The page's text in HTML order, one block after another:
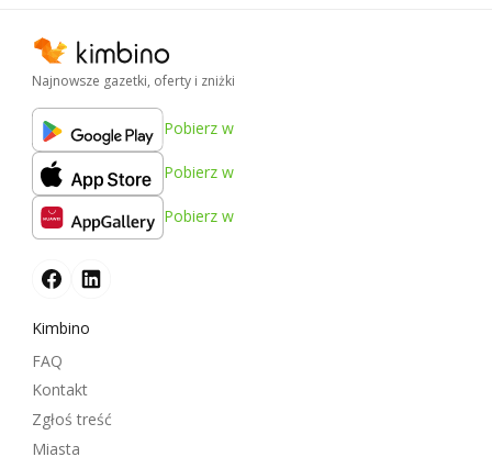
Najnowsze gazetki, oferty i zniżki
Pobierz w
Pobierz w
Pobierz w
Kimbino
FAQ
Kontakt
Zgłoś treść
Miasta